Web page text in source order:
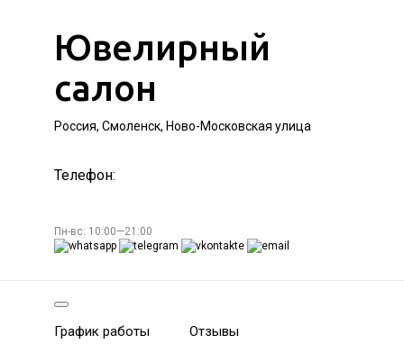
Ювелирный
салон
Россия, Смоленск, Ново-Московская улица
Телефон:
Пн-вс: 10:00—21:00
График работы Отзывы